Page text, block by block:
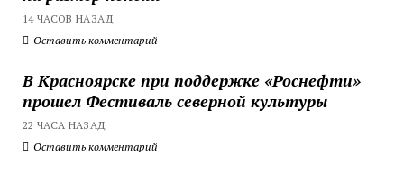
14 ЧАСОВ НАЗАД
Оставить комментарий
В Красноярске при поддержке «Роснефти»
прошел Фестиваль северной культуры
22 ЧАСА НАЗАД
Оставить комментарий